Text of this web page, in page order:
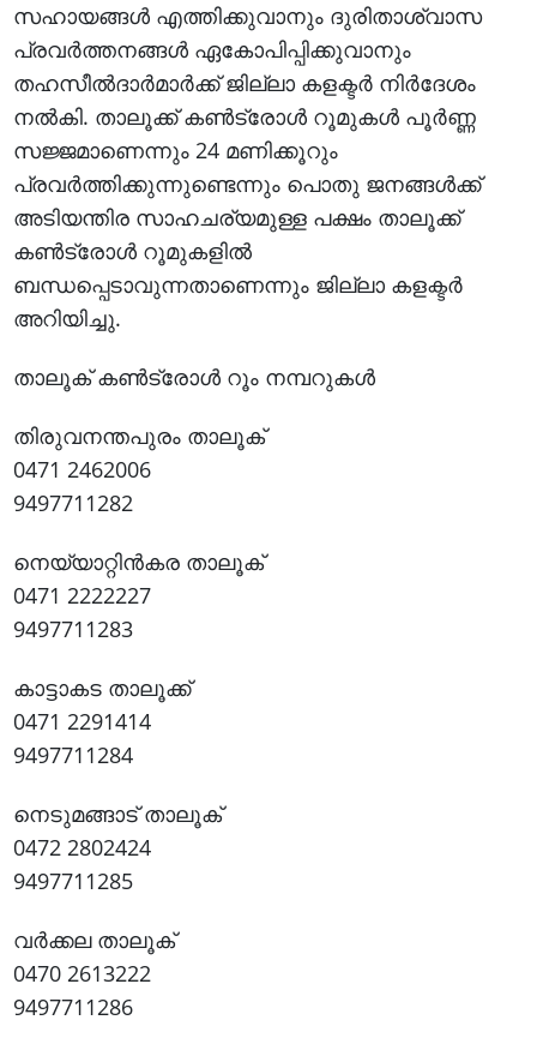
സഹായങ്ങൾ എത്തിക്കുവാനും ദുരിതാശ്വാസ
പ്രവർത്തനങ്ങൾ ഏകോപിപ്പിക്കുവാനും
തഹസീൽദാർമാർക്ക് ജില്ലാ കളക്ടർ നിർദേശം
നൽകി. താലൂക്ക് കൺട്രോൾ റൂമുകൾ പൂർണ്ണ
സജ്ജമാണെന്നും 24 മണിക്കൂറും
പ്രവർത്തിക്കുന്നുണ്ടെന്നും പൊതു ജനങ്ങൾക്ക്
അടിയന്തിര സാഹചര്യമുള്ള പക്ഷം താലൂക്ക്
കൺട്രോൾ റൂമുകളിൽ
ബന്ധപ്പെടാവുന്നതാണെന്നും ജില്ലാ കളക്ടർ
അറിയിച്ചു.
താലൂക് കൺട്രോൾ റൂം നമ്പറുകൾ
തിരുവനന്തപുരം താലൂക്
0471 2462006
9497711282
നെയ്യാറ്റിൻകര താലൂക്
0471 2222227
9497711283
കാട്ടാകട താലൂക്ക്
0471 2291414
9497711284
നെടുമങ്ങാട് താലൂക്
0472 2802424
9497711285
വർക്കല താലൂക്
0470 2613222
9497711286